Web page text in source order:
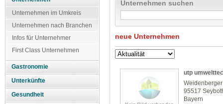
Unternehmen im Umkreis
Unternehmen nach Branchen
Infos für Unternehmer
First Class Unternehmen
Gastronomie
Unterkünfte
Gesundheit
Unternehmen suchen
neue Unternehmen
utp
95517
Bayern